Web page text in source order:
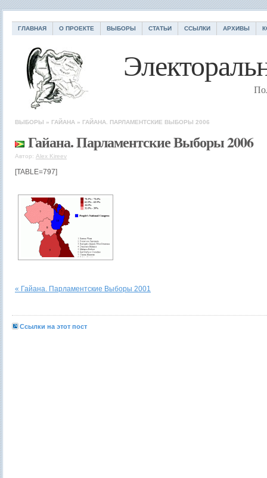
ГЛАВНАЯ О ПРОЕКТЕ ВЫБОРЫ СТАТЬИ ССЫЛКИ АРХИВЫ
ВЫБОРЫ » ГАЙАНА » ГАЙАНА. ПАРЛАМЕНТСКИЕ ВЫБОРЫ 2006
Гайана. Парламентские Выборы 2006
Автор: Alex Kireev
[TABLE=797]
« Гайана. Парламентские Выборы 2001
Ссылки на этот пост